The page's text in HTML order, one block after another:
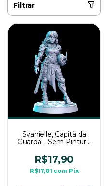
Filtrar
Svanielle, Capitã da
Guarda - Sem Pintura,
Rpg de Mesa
R$17,90
R$17,01 com Pix